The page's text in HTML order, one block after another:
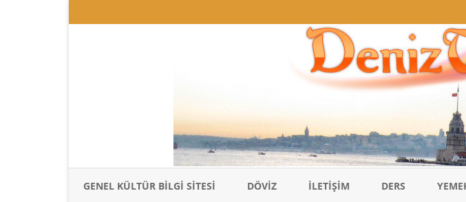
GENEL KÜLTÜR BILGI SITESI DÖVIZ İLETIŞIM DERS